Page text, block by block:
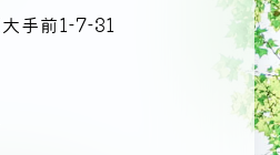
手前1-7-31